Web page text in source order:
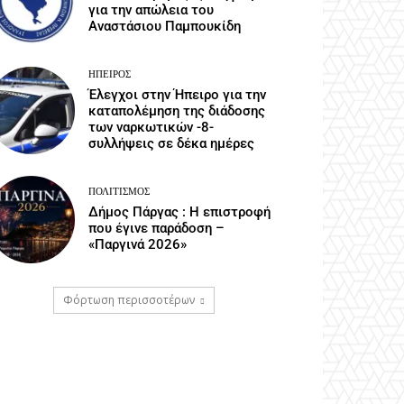
για την απώλεια του
Αναστάσιου Παμπουκίδη
ΉΠΕΙΡΟΣ
Έλεγχοι στην Ήπειρο για την
καταπολέμηση της διάδοσης
των ναρκωτικών -8-
συλλήψεις σε δέκα ημέρες
ΠΟΛΙΤΙΣΜΌΣ
Δήμος Πάργας : Η επιστροφή
που έγινε παράδοση –
«Παργινά 2026»
Φόρτωση περισσοτέρων